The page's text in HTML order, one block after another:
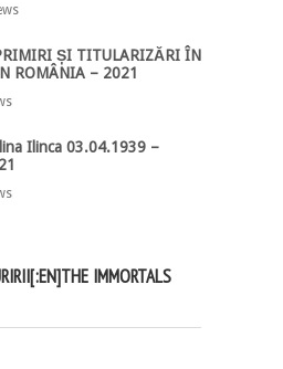
ȘI TITULARIZĂRI ÎN
ROMÂNIA – 2021
Ilinca 03.04.1939 –
IMMORTALS